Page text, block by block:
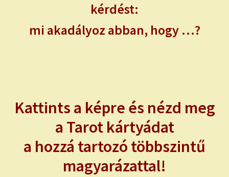
AJÁNDÉKOKKAL!
kérdést:
mi akadályoz abban, hogy …?
Kattints a képre és nézd meg
a Tarot kártyádat
a hozzá tartozó többszintű
magyarázattal!